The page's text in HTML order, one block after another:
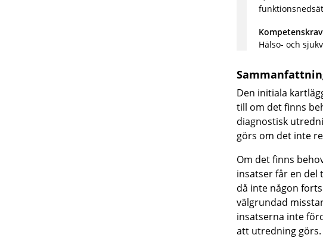
Kompetenskrav
Hälso- och
Den initiala
till om det finns
diagnostisk
görs om det inte
Om det finns
insatser får en del
då inte någon
välgrundad
insatserna inte
att utredning